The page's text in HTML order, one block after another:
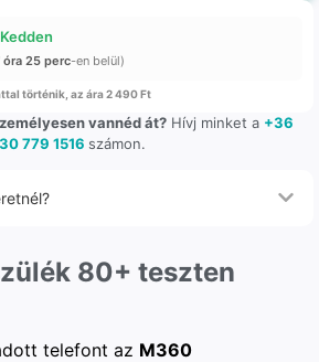
Kedden
óra 25 perc-en belül)
történik, az ára 2 490 Ft
vannéd át?Hívj minket a +36
30 779 1516 számon.
80+ teszten
telefont az M360